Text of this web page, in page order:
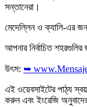
সন্তানেরা।
মেদেল্লিন ও ক্যালি-এর
আপনার নির্বাচিত
উৎস: ➥
এই ওয়েবসাইটের পাঠ্য
করুন এবং ইংরেজি